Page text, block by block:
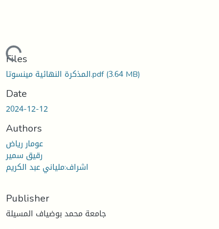
Loading...
Files
المذكرة النهائية مينسوتا.pdf(3.64 MB)
Date
2024-12-12
Authors
عومار رياض
رقيق سمير
اشراف:ملياني عبد الكريم
Publisher
جامعة محمد بوضياف المسيلة